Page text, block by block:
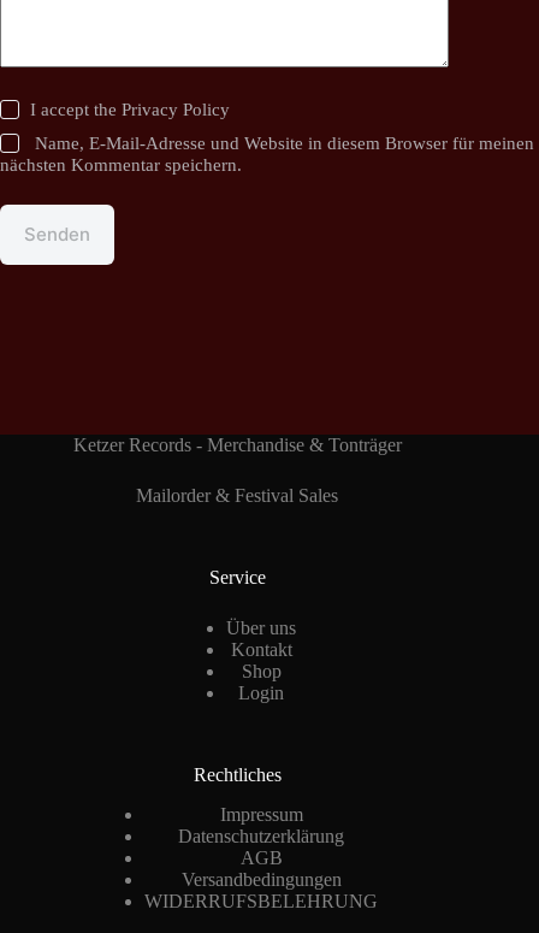
I accept thePrivacy Policy
Name, E-Mail-Adresse und Website in diesem Browser für meinen
nächsten Kommentar speichern.
Senden
Ketzer Records - Merchandise & Tonträger
Mailorder & Festival Sales
Service
Über uns
Kontakt
Shop
Login
Rechtliches
Impressum
Datenschutzerklärung
AGB
Versandbedingungen
WIDERRUFSBELEHRUNG